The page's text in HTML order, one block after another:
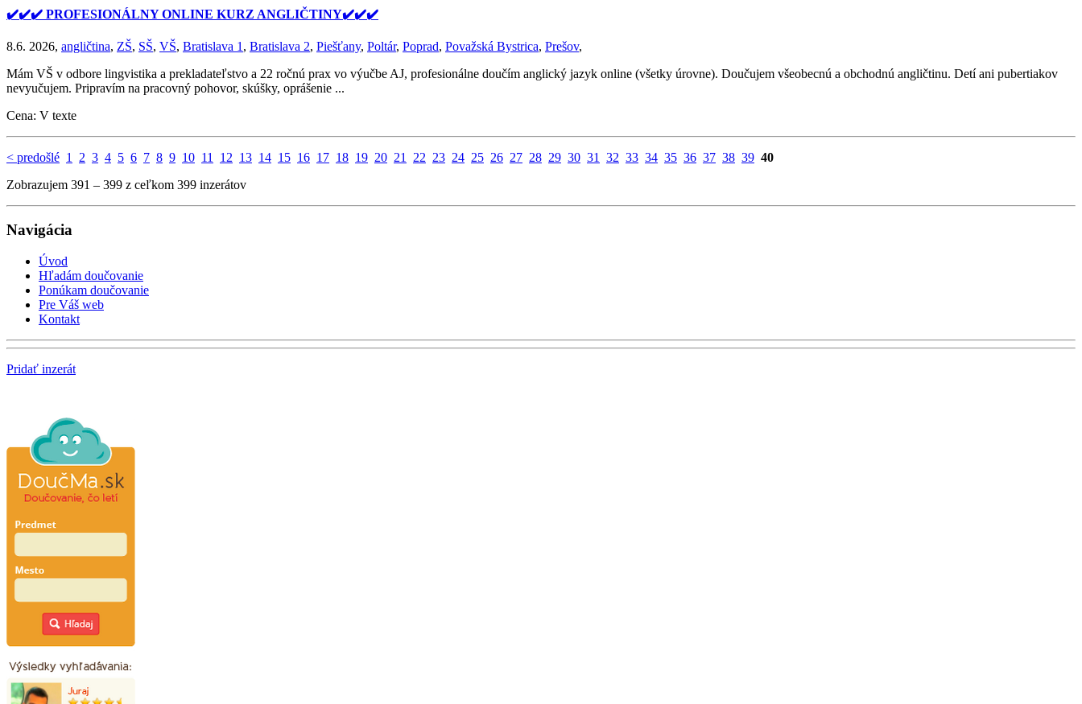
✔️✔️✔️ PROFESIONÁLNY ONLINE KURZ ANGLIČTINY✔️✔️✔️
8.6. 2026, angličtina, ZŠ, SŠ, VŠ, Bratislava 1 , Bratislava 2, Piešťany, Poltár, Poprad, Považská Bystrica, Prešov,
Mám VŠ v odbore lingvistika a prekladateľstvo a 22 ročnú prax vo výučbe AJ, profesionálne doučím anglický jazyk online (všetky úrovne). Doučujem všeobecnú a obchodnú angličtinu. Detí ani pubertiakov
nevyučujem. Pripravím na pracovný pohovor, skúšky, oprášenie ...
Cena: V texte
< predošlé 1 2 3 4 5 6 7 8 9 10 11 12 13 14 15 16 17 18 19 20 21 22 23 24 25 26 27 28 29 30 31 32 33 34 35 36 37 38 39 40
Zobrazujem 391 – 399 z ceľkom 399 inzerátov
Navigácia
Úvod
Hľadám doučovanie
Ponúkam doučovanie
Pre Váš web
Kontakt
Pridať inzerát